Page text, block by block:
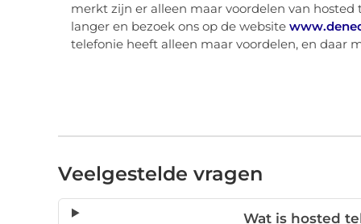
merkt zijn er alleen maar voordelen van
langer en bezoek ons op de website
telefonie heeft alleen maar voordelen, en daar
Veelgestelde vragen
Wat is hosted